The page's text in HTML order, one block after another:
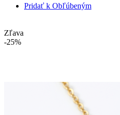
Pridať k Obľúbeným
Zľava
-25%